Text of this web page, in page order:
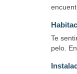
Te
pelo.